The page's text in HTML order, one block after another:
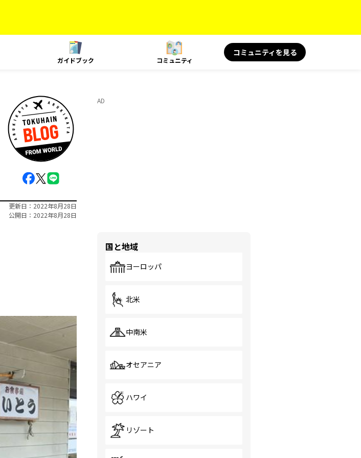
ガイドブック コミュニティ
コミュニティを見る
更新日
2022年8月28日
公開日
2022年8月28日
AD
国と地域
ヨーロッパ
北米
中南米
オセアニア
ハワイ
リゾート